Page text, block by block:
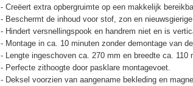
- Creëert extra opbergruimte op een makkelijk
- Beschermt de inhoud voor stof, zon en nieuwsgierige
- Hindert versnellingspook en handrem niet en is
- Montage in ca. 10 minuten zonder demontage van
- Lengte ingeschoven ca. 270 mm en breedte ca. 110
- Perfecte zithoogte door pasklare montagevoet.
- Deksel voorzien van aangename bekleding en